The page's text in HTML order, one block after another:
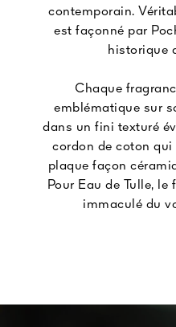
contemporain.
est façonné par
historique
Chaque
emblématique sur
dans un fini texturé
cordon de coton qui
plaque façon
Pour Eau de Tulle,
immaculé du